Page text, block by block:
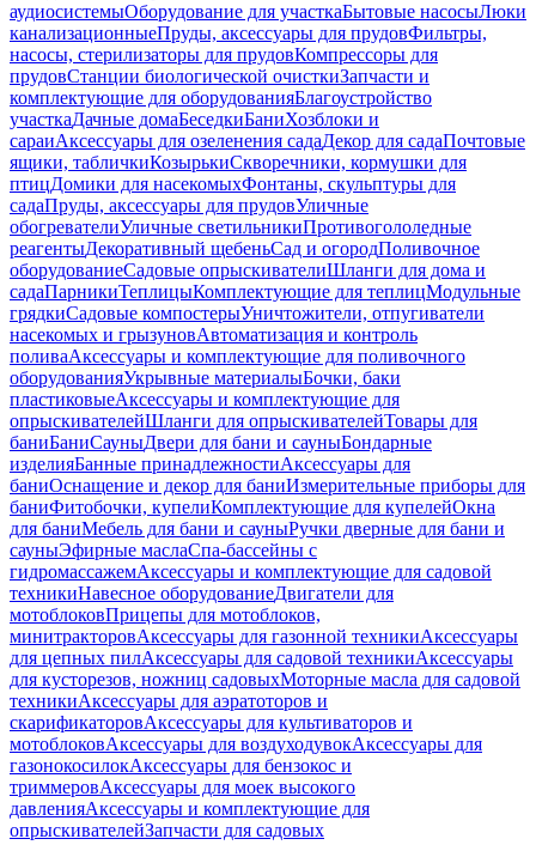
аудиосистемыОборудование для участкаБытовые насосыЛюки
канализационныеПруды, аксессуары для прудовФильтры,
насосы, стерилизаторы для прудовКомпрессоры для
прудовСтанции биологической очисткиЗапчасти и
комплектующие для оборудованияБлагоустройство
участкаДачные домаБеседкиБаниХозблоки и
сараиАксессуары для озеленения садаДекор для садаПочтовые
ящики, табличкиКозырькиСкворечники, кормушки для
птицДомики для насекомыхФонтаны, скульптуры для
садаПруды, аксессуары для прудовУличные
обогревателиУличные светильникиПротивогололедные
реагентыДекоративный щебеньСад и огородПоливочное
оборудованиеСадовые опрыскивателиШланги для дома и
садаПарникиТеплицыКомплектующие для теплицМодульные
грядкиСадовые компостерыУничтожители, отпугиватели
насекомых и грызуновАвтоматизация и контроль
поливаАксессуары и комплектующие для поливочного
оборудованияУкрывные материалыБочки, баки
пластиковыеАксессуары и комплектующие для
опрыскивателейШланги для опрыскивателейТовары для
баниБаниСауныДвери для бани и сауныБондарные
изделияБанные принадлежностиАксессуары для
баниОснащение и декор для баниИзмерительные приборы для
баниФитобочки, купелиКомплектующие для купелейОкна
для баниМебель для бани и сауныРучки дверные для бани и
сауныЭфирные маслаСпа-бассейны с
гидромассажемАксессуары и комплектующие для садовой
техникиНавесное оборудованиеДвигатели для
мотоблоковПрицепы для мотоблоков,
минитракторовАксессуары для газонной техникиАксессуары
для цепных пилАксессуары для садовой техникиАксессуары
для кусторезов, ножниц садовыхМоторные масла для садовой
техникиАксессуары для аэратоторов и
скарификаторовАксессуары для культиваторов и
мотоблоковАксессуары для воздуходувокАксессуары для
газонокосилокАксессуары для бензокос и
триммеровАксессуары для моек высокого
давленияАксессуары и комплектующие для
опрыскивателейЗапчасти для садовых